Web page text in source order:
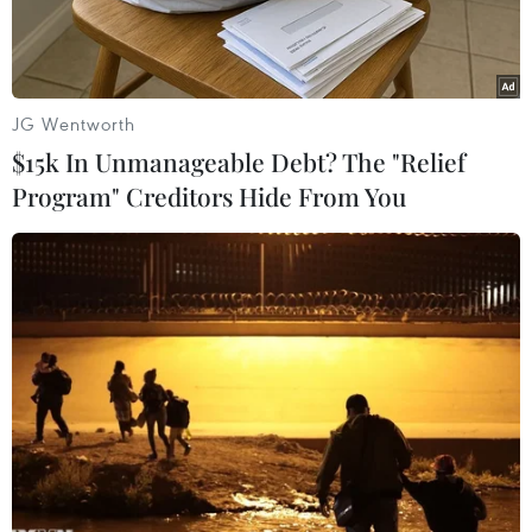
Chủ tịch Trung Quốc Tập Cận Bình. (Nguồn: Reuters)
AFP đưa tin, Chủ tịch Trung Quốc Tập Cận Bình
ngày 9/11 đã chúc mừng Tổng thống Mỹ mới đắc
cử Donald Trump, đồng thời thể hiện mong
muốn hợp tác với ông Trump.
JG Wentworth
$15k In Unmanageable Debt? The "Relief
Program" Creditors Hide From You